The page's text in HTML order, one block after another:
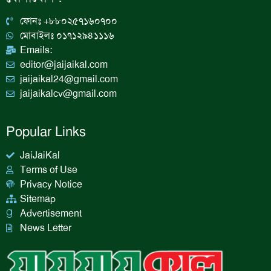
a
m
n
ফোনঃ +৮৮০২৫৭১৬০৭০০
মোবাইলঃ ০১৭১২৯৪১১১৬
Emails:
editor@jaijaikal.com
jaijaikal24@gmail.com
jaijaikalcv@gmail.com
Popular Links
JaiJaiKal
Terms of Use
Privacy Notice
Sitemap
Advertisement
News Letter